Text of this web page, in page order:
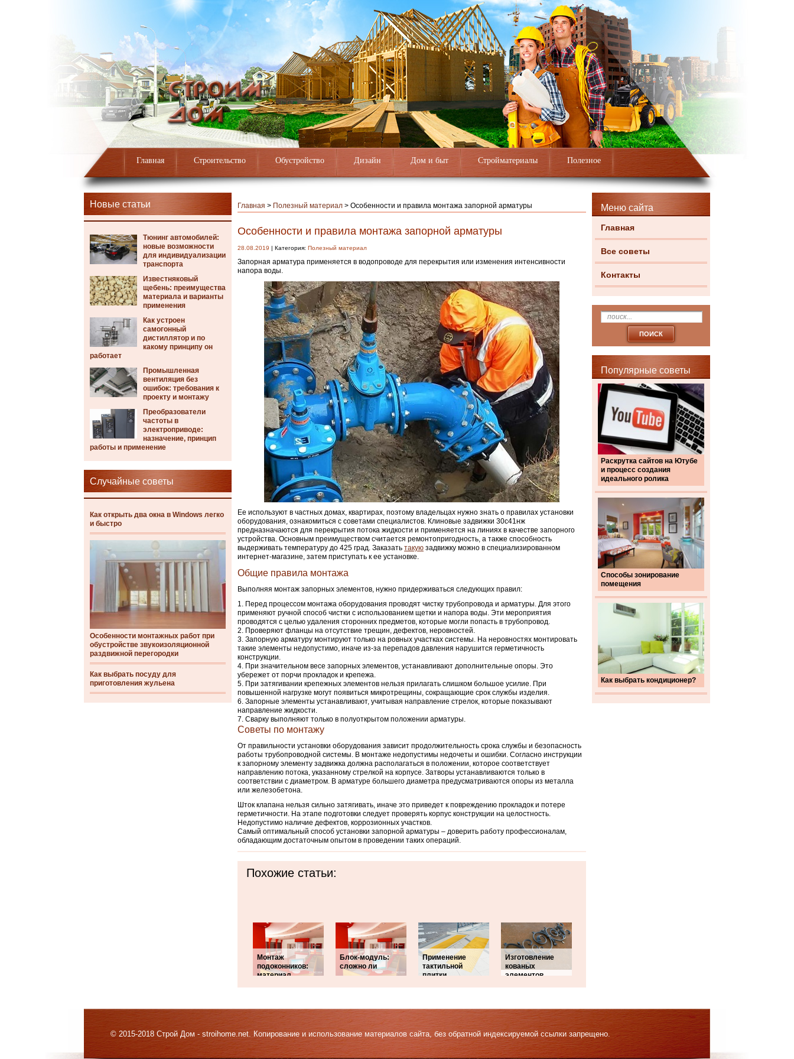
Главная Строительство Обустройство Дизайн Дом и быт Стройматериалы Полезное
Новые статьи
Тюнинг автомобилей:
новые возможности
для индивидуализации
транспорта
Известняковый
щебень: преимущества
материала и варианты
применения
Как устроен
самогонный
дистиллятор и по
какому принципу он
работает
Промышленная
вентиляция без
ошибок: требования к
проекту и монтажу
Преобразователи
частоты в
электроприводе:
назначение, принцип
работы и применение
Случайные советы
Как открыть два окна в Windows легко
и быстро
Особенности монтажных работ при
обустройстве звукоизоляционной
раздвижной перегородки
Как выбрать посуду для
приготовления жульена
Меню сайта
Главная
Все советы
Контакты
Популярные советы
Раскрутка сайтов на Ютубе
и процесс создания
идеального ролика
Способы зонирование
помещения
Как выбрать кондиционер?
Главная > Полезный материал > Особенности и правила монтажа запорной арматуры
Особенности и правила монтажа запорной арматуры
28.08.2019 | Категория: Полезный материал
Запорная арматура применяется в водопроводе для перекрытия или изменения интенсивности
напора воды.
Ее используют в частных домах, квартирах, поэтому владельцах нужно знать о правилах установки
оборудования, ознакомиться с советами специалистов. Клиновые задвижки 30с41нж
предназначаются для перекрытия потока жидкости и применяется на линиях в качестве запорного
устройства. Основным преимуществом считается ремонтопригодность, а также способность
выдерживать температуру до 425 град. Заказать такую задвижку можно в специализированном
интернет-магазине, затем приступать к ее установке.
Общие правила монтажа
Выполняя монтаж запорных элементов, нужно придерживаться следующих правил:
Перед процессом монтажа оборудования проводят чистку трубопровода и арматуры. Для этого
применяют ручной способ чистки с использованием щетки и напора воды. Эти мероприятия
проводятся с целью удаления сторонних предметов, которые могли попасть в трубопровод.
Проверяют фланцы на отсутствие трещин, дефектов, неровностей.
Запорную арматуру монтируют только на ровных участках системы. На неровностях монтировать
такие элементы недопустимо, иначе из-за перепадов давления нарушится герметичность
конструкции.
При значительном весе запорных элементов, устанавливают дополнительные опоры. Это
убережет от порчи прокладок и крепежа.
При затягивании крепежных элементов нельзя прилагать слишком большое усилие. При
повышенной нагрузке могут появиться микротрещины, сокращающие срок службы изделия.
Запорные элементы устанавливают, учитывая направление стрелок, которые показывают
направление жидкости.
Сварку выполняют только в полуоткрытом положении арматуры.
Советы по монтажу
От правильности установки оборудования зависит продолжительность срока службы и безопасность
работы трубопроводной системы. В монтаже недопустимы недочеты и ошибки. Согласно инструкции
к запорному элементу задвижка должна располагаться в положении, которое соответствует
направлению потока, указанному стрелкой на корпусе. Затворы устанавливаются только в
соответствии с диаметром. В арматуре большего диаметра предусматриваются опоры из металла
или железобетона.
Шток клапана нельзя сильно затягивать, иначе это приведет к повреждению прокладок и потере
герметичности. На этапе подготовки следует проверять корпус конструкции на целостность.
Недопустимо наличие дефектов, коррозионных участков.
Самый оптимальный способ установки запорной арматуры – доверить работу профессионалам,
обладающим достаточным опытом в проведении таких операций.
Похожие статьи:
Монтаж
подоконников:
материал
Блок-модуль:
сложно ли
Применение
тактильной
плитки
Изготовление
кованых
элементов
© 2015-2018 Строй Дом - stroihome.net. Копирование и использование материалов сайта, без обратной индексируемой ссылки запрещено.